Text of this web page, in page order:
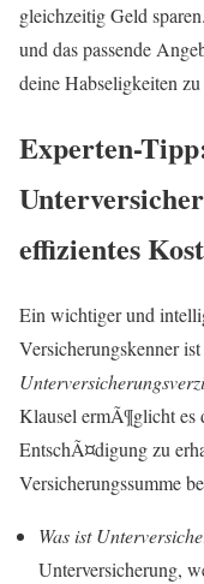
gleichzeitig Geld
und das passende
deine Habseligkeiten
Experten-
effizientes
Ein wichtiger und
Versicherungskenner
Klausel ermÃ¶glicht es
EntschÃ¤digung zu
Versicherungssumme
Was ist
Unterversicherung,